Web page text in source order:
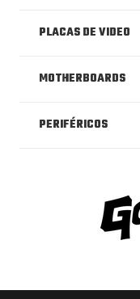
PLACAS DE VIDEO
MOTHERBOARDS
PERIFÉRICOS